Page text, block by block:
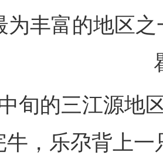
为丰富的地区
的三江源地区
牛，乐尕背上